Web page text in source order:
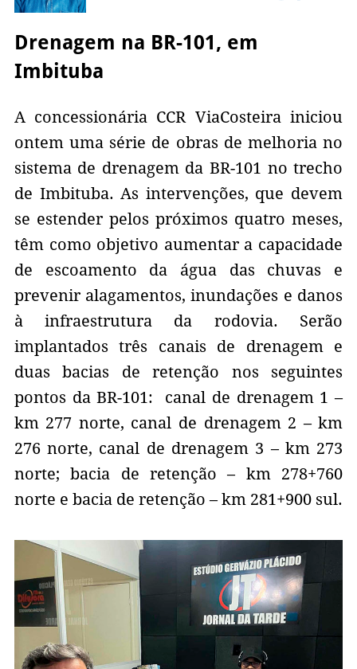
Drenagem na BR-101, em
Imbituba
A concessionária CCR ViaCosteira iniciou
ontem uma série de obras de melhoria no
sistema de drenagem da BR-101 no trecho
de Imbituba. As intervenções, que devem
se estender pelos próximos quatro meses,
têm como objetivo aumentar a capacidade
de escoamento da água das chuvas e
prevenir alagamentos, inundações e danos
à infraestrutura da rodovia. Serão
implantados três canais de drenagem e
duas bacias de retenção nos seguintes
pontos da BR-101: canal de drenagem 1 –
km 277 norte, canal de drenagem 2 – km
276 norte, canal de drenagem 3 – km 273
norte; bacia de retenção – km 278+760
norte e bacia de retenção – km 281+900 sul.